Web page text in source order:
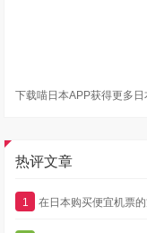
下载喵日本APP获得更多
热评文章
1 在日本购买便宜机票的